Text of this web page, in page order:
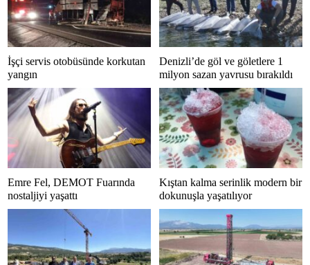
İşçi servis otobüsünde korkutan
yangın
Denizli’de göl ve göletlere 1
milyon sazan yavrusu bırakıldı
Emre Fel, DEMOT Fuarında
nostaljiyi yaşattı
Kıştan kalma serinlik modern bir
dokunuşla yaşatılıyor